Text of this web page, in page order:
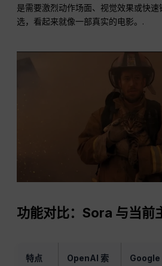
是需要激烈动作场面、视觉效果或快
选，看起来就像一部真实的电影。.
功能对比：Sora 与当前
特点
OpenAI 索
Google